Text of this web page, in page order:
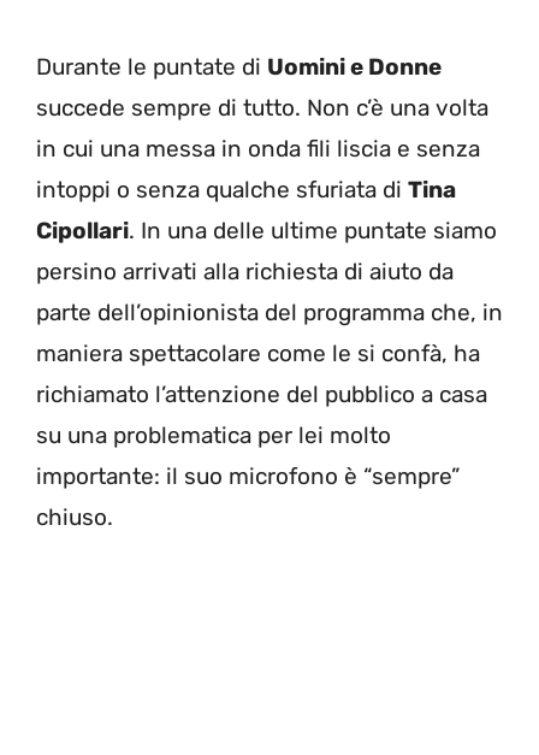
Durante le puntate di Uomini e Donne
succede sempre di tutto. Non c’è una volta
in cui una messa in onda fili liscia e senza
intoppi o senza qualche sfuriata di Tina
Cipollari. In una delle ultime puntate siamo
persino arrivati alla richiesta di aiuto da
parte dell’opinionista del programma che, in
maniera spettacolare come le si confà, ha
richiamato l’attenzione del pubblico a casa
su una problematica per lei molto
importante: il suo microfono è “sempre”
chiuso.